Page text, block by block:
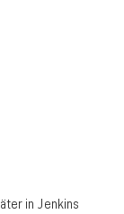
in Jenkins